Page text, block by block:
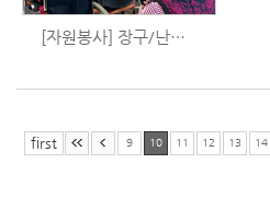
[자원봉사] 장구/난타/민요 공연
first 9 10 11 12 13 14